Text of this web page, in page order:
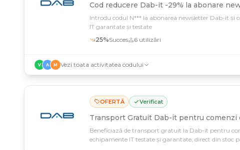
Cod reducere Dab-it -29% la abonare
Introdu codul N*** la abonarea newsletter Dab-it și
IT garantate și testate
25%Succes 6 utilizări
V A M Vezi toata activitatea codului
OFERTĂ Verificat
Transport Gratuit Dab-it pentru comenzi
Beneficiază de transport gratuit la Dab-it pentru
echipamente IT testate și garantate, direct din stoc